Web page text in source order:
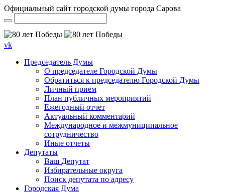
Официальный сайт городской думы города Сарова
vk
Председатель Думы
О председателе Городской Думы
Обратиться к председателю Городской Думы
Личный прием
План публичных мероприятий
Ежегодный отчет
Актуальный комментарий
Международное и межмуниципальное
сотрудничество
Иные отчеты
Депутаты
Ваш Депутат
Избирательные округа
Поиск депутата по адресу
Городская Дума